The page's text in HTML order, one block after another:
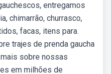
entregamos
chimarrão, churrasco,
facas, itens para.
trajes de prenda gaucha
sobre nossas
em milhões de